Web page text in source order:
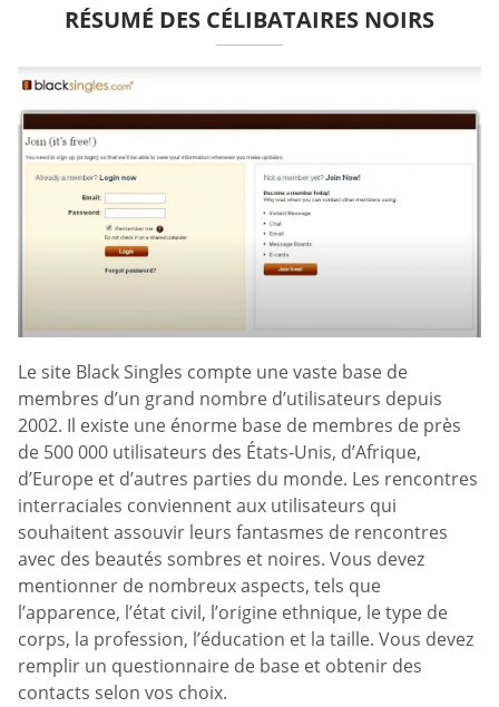
RÉSUMÉ DES CÉLIBATAIRES NOIRS
Le site Black Singles compte une vaste base de
membres d’un grand nombre d’utilisateurs depuis
2002. Il existe une énorme base de membres de près
de 500 000 utilisateurs des États-Unis, d’Afrique,
d’Europe et d’autres parties du monde. Les rencontres
interraciales conviennent aux utilisateurs qui
souhaitent assouvir leurs fantasmes de rencontres
avec des beautés sombres et noires. Vous devez
mentionner de nombreux aspects, tels que
l’apparence, l’état civil, l’origine ethnique, le type de
corps, la profession, l’éducation et la taille. Vous devez
remplir un questionnaire de base et obtenir des
contacts selon vos choix.